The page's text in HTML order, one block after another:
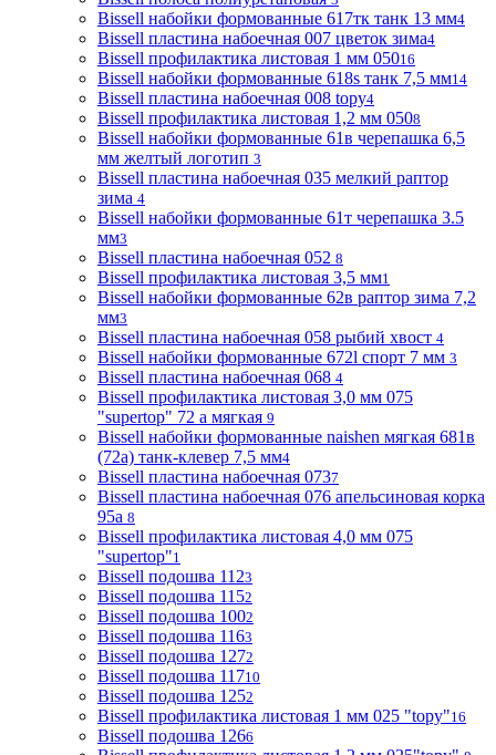
Bissell набойки формованные 617тк танк 13 мм4
Bissell пластина набоечная 007 цветок зима4
Bissell профилактика листовая 1 мм 05016
Bissell набойки формованные 618s танк 7,5 мм14
Bissell пластина набоечная 008 topy4
Bissell профилактика листовая 1,2 мм 0508
Bissell набойки формованные 61в черепашка 6,5
мм желтый логотип 3
Bissell пластина набоечная 035 мелкий раптор
зима 4
Bissell набойки формованные 61т черепашка 3.5
мм3
Bissell пластина набоечная 052 8
Bissell профилактика листовая 3,5 мм1
Bissell набойки формованные 62в раптор зима 7,2
мм3
Bissell пластина набоечная 058 рыбий хвост 4
Bissell набойки формованные 672l спорт 7 мм 3
Bissell пластина набоечная 068 4
Bissell профилактика листовая 3,0 мм 075
"supertop" 72 а мягкая 9
Bissell набойки формованные naishen мягкая 681в
(72a) танк-клевер 7,5 мм4
Bissell пластина набоечная 0737
Bissell пластина набоечная 076 апельсиновая корка
95а 8
Bissell профилактика листовая 4,0 мм 075
"supertop"1
Bissell подошва 1123
Bissell подошва 1152
Bissell подошва 1002
Bissell подошва 1163
Bissell подошва 1272
Bissell подошва 11710
Bissell подошва 1252
Bissell профилактика листовая 1 мм 025 "topy"16
Bissell подошва 1266